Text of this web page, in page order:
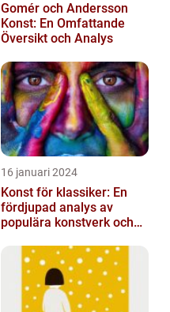
Gomér och Andersson
Konst: En Omfattande
Översikt och Analys
16 januari 2024
Konst för klassiker: En
fördjupad analys av
populära konstverk och